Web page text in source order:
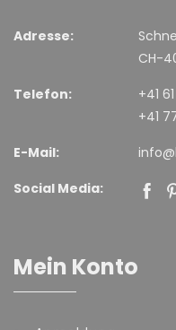
Adresse:
CH-
Telefon:
+41
+41
E-Mail:
Social Media:
Mein Konto